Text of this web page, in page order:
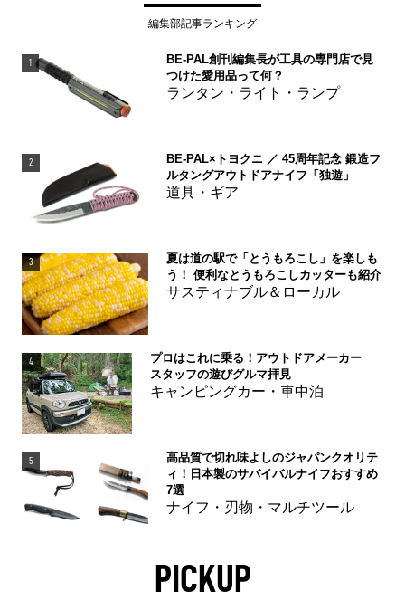
編集部記事ランキング
1
BE-PAL創刊編集長が工具の専門店で見
つけた愛用品って何？
ランタン・ライト・ランプ
2
BE-PAL×トヨクニ ／ 45周年記念 鍛造フ
ルタングアウトドアナイフ「独遊」
道具・ギア
3
夏は道の駅で「とうもろこし」を楽しも
う！ 便利なとうもろこしカッターも紹介
サスティナブル＆ローカル
4
プロはこれに乗る！アウトドアメーカー
スタッフの遊びグルマ拝見
キャンピングカー・車中泊
5
高品質で切れ味よしのジャパンクオリテ
ィ！日本製のサバイバルナイフおすすめ
7選
ナイフ・刃物・マルチツール
PICKUP